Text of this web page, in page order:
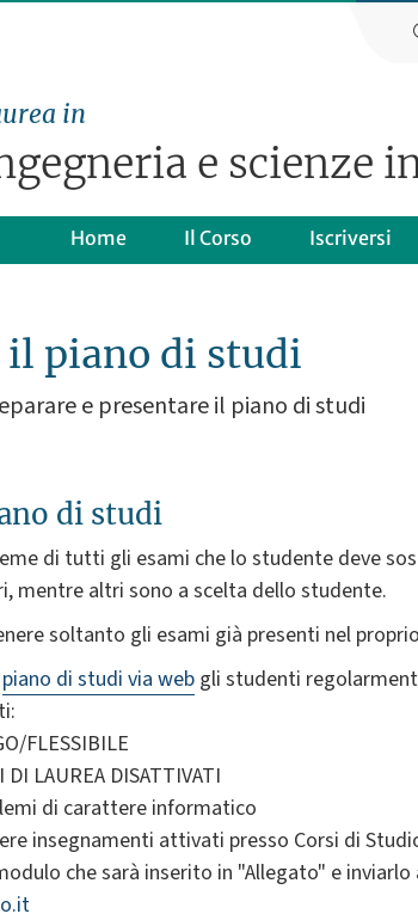
in
e scienze
Home Il Corso Iscriversi
il piano di studi
e presentare il piano di studi
di studi
di tutti gli esami che lo studente deve
mentre altri sono a scelta dello studente.
soltanto gli esami già presenti nel
piano di studi via web gli studenti
FLESSIBILE
LAUREA DISATTIVATI
di carattere informatico
insegnamenti attivati presso Corsi di
che sarà inserito in "Allegato" e